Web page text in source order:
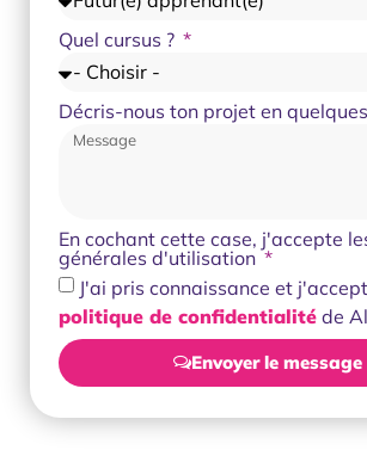
Quel cursus ?
Décris-nous ton projet en
En cochant cette case, j'accepte
générales d'utilisation
J'ai pris connaissance et
politique de confidentialité de
Envoyer le message